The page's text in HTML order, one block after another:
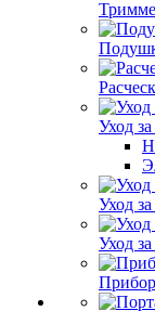
Уход
Уход
Уход